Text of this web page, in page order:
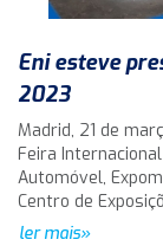
Eni esteve
2023
Madrid, 21 de
Feira
Automóvel,
Centro de
ler mais»